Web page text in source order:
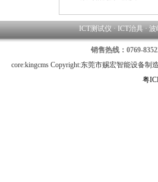
ICT测试仪·ICT治具·波
销售热线：0769-
core:kingcms Copyright:东莞市赐宏智能设备制
粤